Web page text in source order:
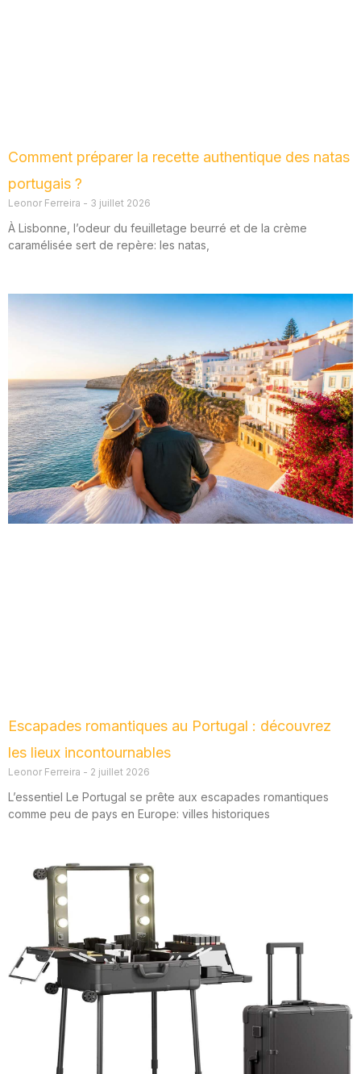
Comment préparer la recette authentique des natas
portugais ?
Leonor Ferreira 3 juillet 2026
À Lisbonne, l’odeur du feuilletage beurré et de la crème
caramélisée sert de repère: les natas,
Escapades romantiques au Portugal : découvrez
les lieux incontournables
Leonor Ferreira 2 juillet 2026
L’essentiel Le Portugal se prête aux escapades romantiques
comme peu de pays en Europe: villes historiques